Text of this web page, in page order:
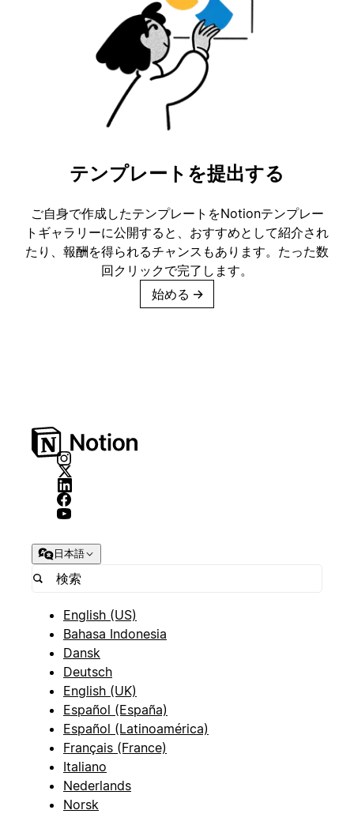
テンプレートを提出する
ご自身で作成したテンプレートをNotionテンプレー
トギャラリーに公開すると、おすすめとして紹介され
たり、報酬を得られるチャンスもあります。たった数
回クリックで完了します。
始める →
日本語
English (US)
Bahasa Indonesia
Dansk
Deutsch
English (UK)
Español (España)
Español (Latinoamérica)
Français (France)
Italiano
Nederlands
Norsk